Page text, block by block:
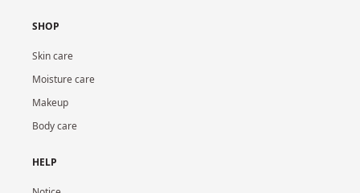
SHOP
Skin care
Moisture care
Makeup
Body care
HELP